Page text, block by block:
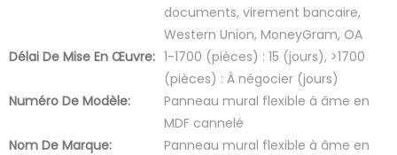
documents, virement bancaire,
Western Union, MoneyGram, OA
Délai De Mise En Œuvre: 1-1700 (pièces) : 15 (jours), >1700
(pièces) : À négocier (jours)
Numéro De Modèle:
Panneau mural flexible à âme en
MDF cannelé
Nom De Marque:
Panneau mural flexible à âme en